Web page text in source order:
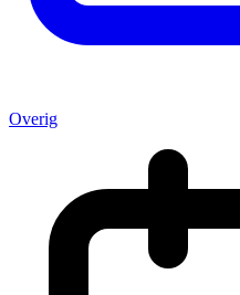
Overig